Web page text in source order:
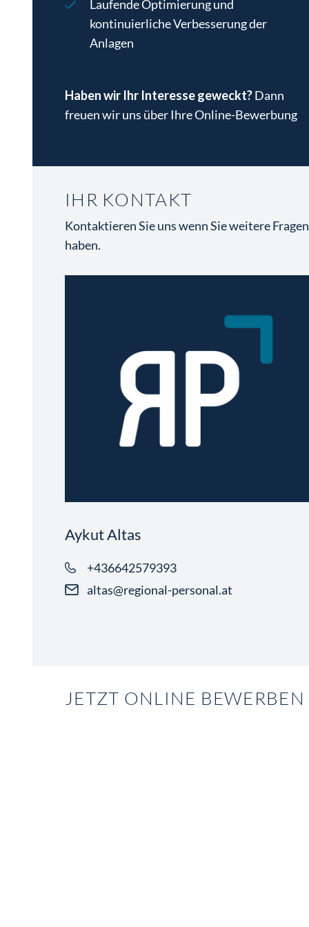
werden!
Laufende Optimierung und
kontinuierliche Verbesserung der
Anlagen
Haben wir Ihr Interesse geweckt?Dann
freuen wir uns über Ihre Online-Bewerbung
IHR KONTAKT
Kontaktieren Sie uns wenn Sie weitere Fragen
haben.
Aykut Altas
+436642579393
altas@regional-personal.at
JETZT ONLINE BEWERBEN